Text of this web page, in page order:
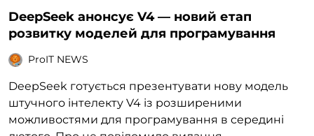
DeepSeek анонсує V4 — новий етап
розвитку моделей для програмування
ProIT NEWS
DeepSeek готується презентувати нову модель
штучного інтелекту V4 із розширеними
можливостями для програмування в середині